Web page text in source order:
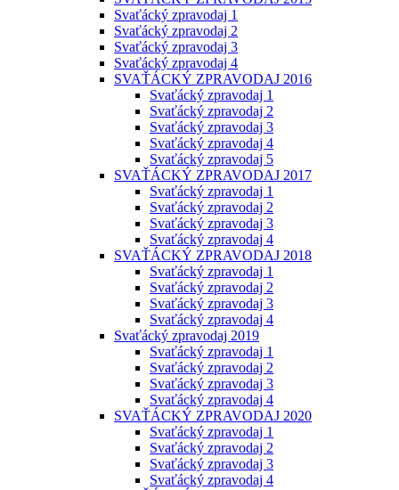
Svaťácký zpravodaj 1
Svaťácký zpravodaj 2
Svaťácký zpravodaj 3
Svaťácký zpravodaj 4
SVAŤÁCKÝ ZPRAVODAJ 2016
Svaťácký zpravodaj 1
Svaťácký zpravodaj 2
Svaťácký zpravodaj 3
Svaťácký zpravodaj 4
Svaťácký zpravodaj 5
SVAŤÁCKÝ ZPRAVODAJ 2017
Svaťácký zpravodaj 1
Svaťácký zpravodaj 2
Svaťácký zpravodaj 3
Svaťácký zpravodaj 4
SVAŤÁCKÝ ZPRAVODAJ 2018
Svaťácký zpravodaj 1
Svaťácký zpravodaj 2
Svaťácký zpravodaj 3
Svaťácký zpravodaj 4
Svaťácký zpravodaj 2019
Svaťácký zpravodaj 1
Svaťácký zpravodaj 2
Svaťácký zpravodaj 3
Svaťácký zpravodaj 4
SVAŤÁCKÝ ZPRAVODAJ 2020
Svaťácký zpravodaj 1
Svaťácký zpravodaj 2
Svaťácký zpravodaj 3
Svaťácký zpravodaj 4